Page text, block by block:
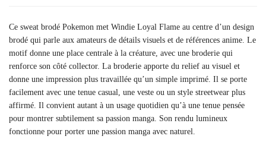
Ce sweat brodé Pokemon met Windie Loyal Flame au centre d’un design
brodé qui parle aux amateurs de détails visuels et de références anime. Le
motif donne une place centrale à la créature, avec une broderie qui
renforce son côté collector. La broderie apporte du relief au visuel et
donne une impression plus travaillée qu’un simple imprimé. Il se porte
facilement avec une tenue casual, une veste ou un style streetwear plus
affirmé. Il convient autant à un usage quotidien qu’à une tenue pensée
pour montrer subtilement sa passion manga. Son rendu lumineux
fonctionne pour porter une passion manga avec naturel.